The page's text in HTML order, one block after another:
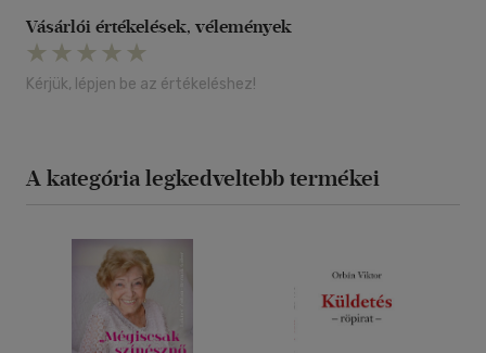
Vásárlói értékelések, vélemények
Kérjük, lépjen be az értékeléshez!
A kategória legkedveltebb termékei